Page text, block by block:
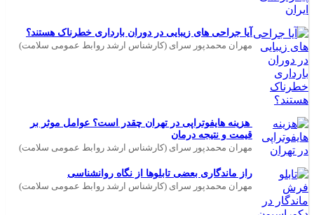
آیا جراحی های زیبایی در دوران بارداری خطرناک هستند؟
مهران محمدپور سرای (کارشناس ارشد روابط عمومی سلامت)
هزینه هایفوتراپی در تهران چقدر است؟ عوامل موثر بر
قیمت و نتیجه درمان
مهران محمدپور سرای (کارشناس ارشد روابط عمومی سلامت)
راز ماندگاری بعضی تابلوها از نگاه روانشناسی
مهران محمدپور سرای (کارشناس ارشد روابط عمومی سلامت)